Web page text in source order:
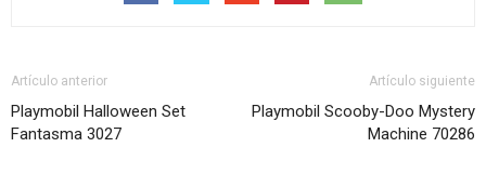
Artículo anterior
Playmobil Halloween Set
Fantasma 3027
Artículo siguiente
Playmobil Scooby-Doo Mystery
Machine 70286